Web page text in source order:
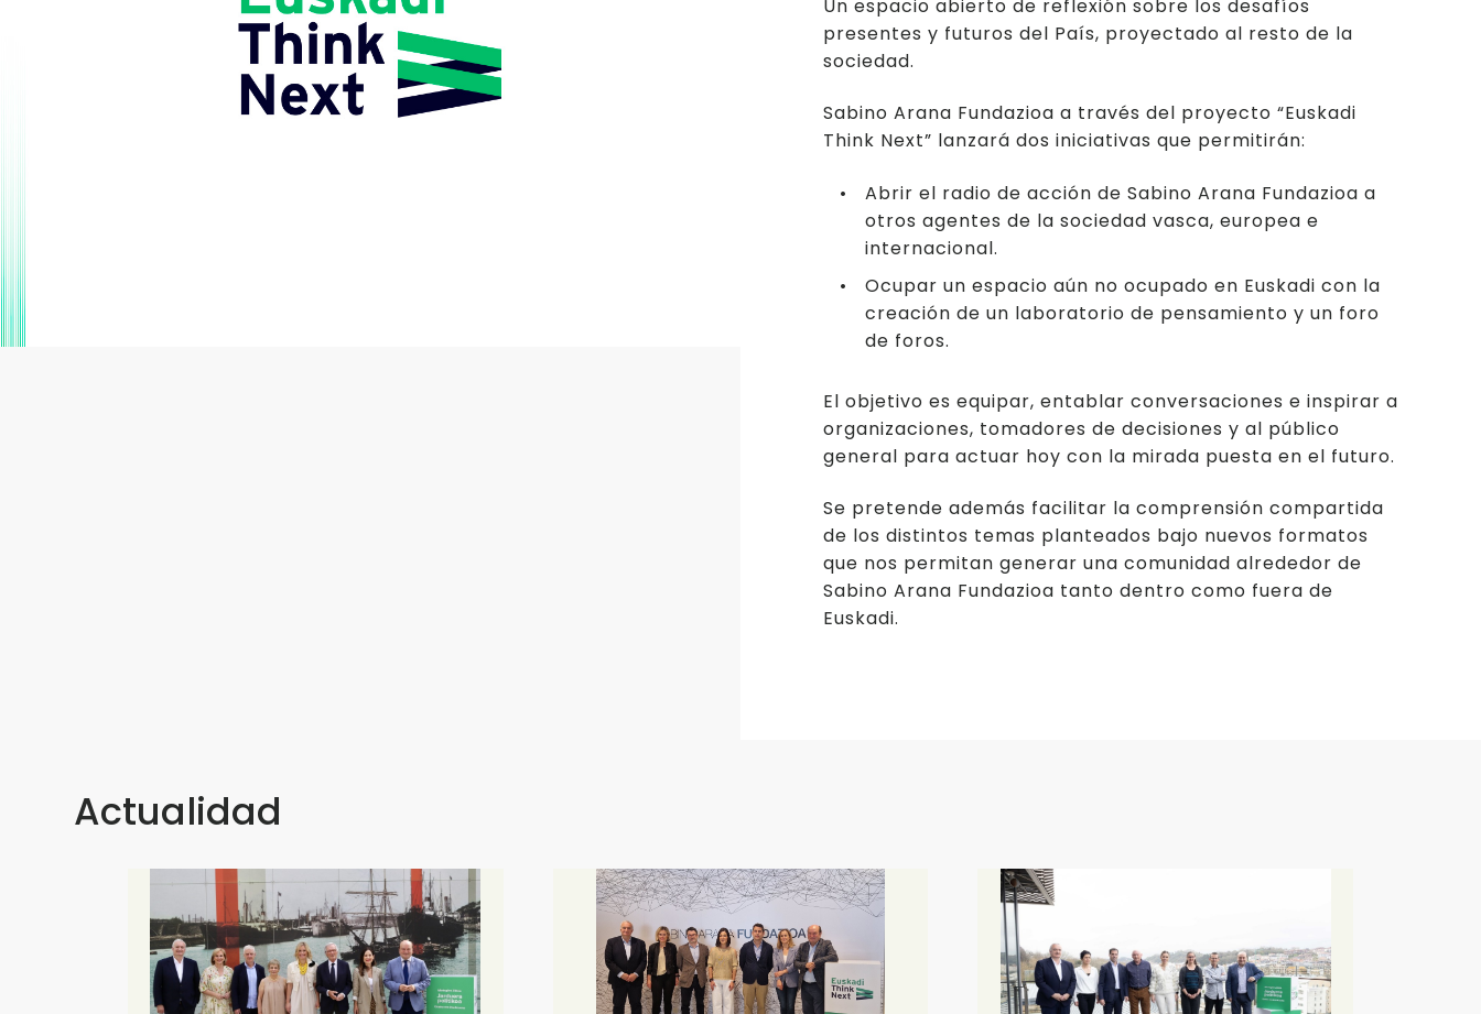
Un espacio abierto de reflexión sobre los desafíos
presentes y futuros del País, proyectado al resto de la
sociedad.
Sabino Arana Fundazioa a través del proyecto “Euskadi
Think Next” lanzará dos iniciativas que permitirán:
Abrir el radio de acción de Sabino Arana Fundazioa a
otros agentes de la sociedad vasca, europea e
internacional.
Ocupar un espacio aún no ocupado en Euskadi con la
creación de un laboratorio de pensamiento y un foro
de foros.
El objetivo es equipar, entablar conversaciones e inspirar a
organizaciones, tomadores de decisiones y al público
general para actuar hoy con la mirada puesta en el futuro.
Se pretende además facilitar la comprensión compartida
de los distintos temas planteados bajo nuevos formatos
que nos permitan generar una comunidad alrededor de
Sabino Arana Fundazioa tanto dentro como fuera de
Euskadi.
Actualidad